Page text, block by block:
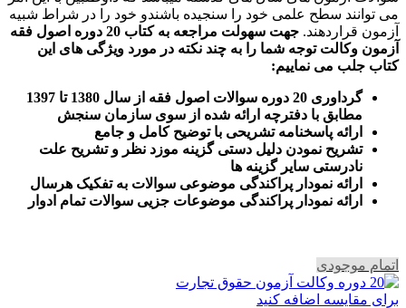
می توانند سطح علمی خود را سنجیده باشندو خود را در شراط شبیه
آزمون قراردهند.
جهت سهولت مراجعه به کتاب 20 دوره اصول فقه
آزمون وکالت توجه شما را به چند نکته در مورد ویژگی های این
کتاب جلب می نماییم:
گرداوری 20 دوره سوالات اصول فقه از سال 1380 تا 1397
مطابق با دفترچه ارائه شده از سوی سازمان سنجش
ارائه پاسخنامه تشریحی با توضیح کامل و جامع
تشریح نمودن دلیل دستی گزینه موزد نظر و تشریح علت
نادرستی سایر گزینه ها
ارائه نمودار پراکندگی موضوعی سوالات به تفکیک هرسال
رائه نمودار پراکندگی موضوعات جزیی سوالات تمام ادوار
اتمام موجودی
برای مقایسه اضافه کنید